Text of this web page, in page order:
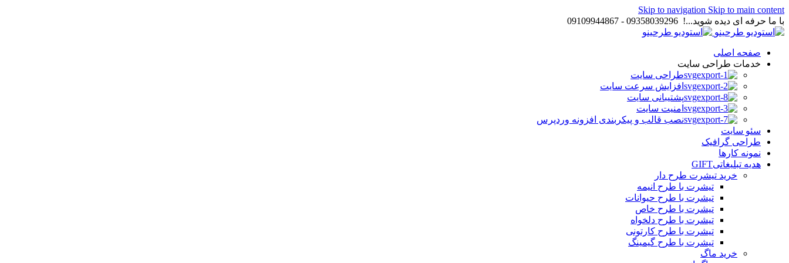
Skip to navigation Skip to main content
با ما حرفه ای دیده شوید...! 09358039296 - 09109944867
صفحه اصلی
خدمات طراحی سایت
طراحی سایت
افزایش سرعت سایت
پشتیبانی سایت
امنیت سایت
نصب قالب و پیکربندی افزونه وردپرس
سئو سایت
طراحی گرافیک
نمونه کارها
هدیه تبلیغاتیGIFT
خرید تیشرت طرح دار
تیشرت با طرح انیمه
تیشرت با طرح حیوانات
تیشرت با طرح خاص
تیشرت با طرح دلخواه
تیشرت با طرح کارتونی
تیشرت با طرح گیمینگ
خرید ماگ